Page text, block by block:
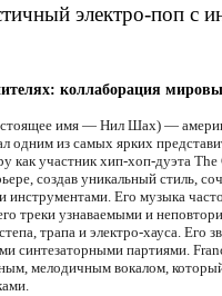
электро-поп с
коллаборация
имя — Нил Шах) —
одним из самых ярких
как участник хип-хоп-дуэта
создав уникальный стиль,
инструментами. Его музыка
треки узнаваемыми и
трапа и электро-хауса. Его
синтезаторными партиями.
мелодичным вокалом,